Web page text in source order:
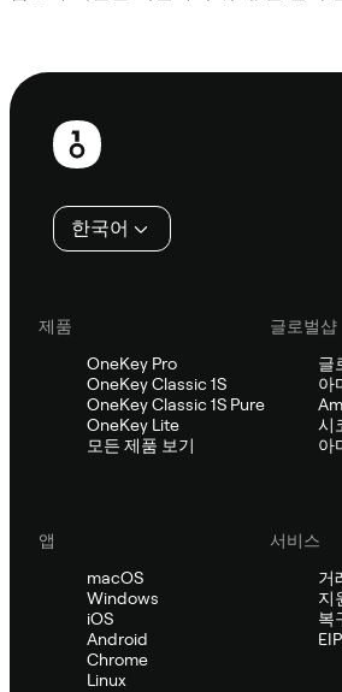
보
한국어
제품
OneKey Pro
OneKey Classic 1S
OneKey Classic 1S Pure
OneKey Lite
모든 제품 보기
글로벌샵
글
아
시
아
앱
macOS
Windows
iOS
Android
Chrome
Linux
서비스
거
지
복